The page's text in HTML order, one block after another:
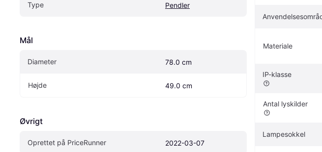
Type Pendler
Mål
Diameter 78.0 cm
Højde 49.0 cm
Øvrigt
Oprettet på PriceRunner 2022-03-07
Materiale
IP-klasse
Antal lyskilder
Lampesokkel